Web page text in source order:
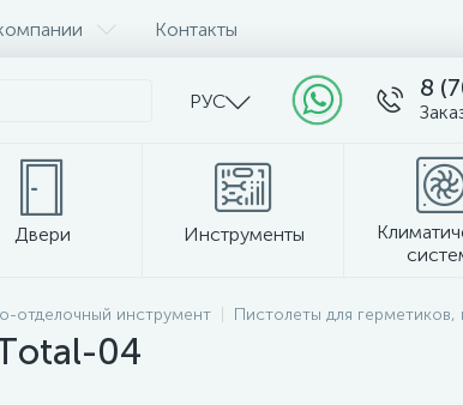
Контакты
РУС 8
Двери Инструменты
Прочее
отделочный инструмент Пистолеты для герметиков,
04